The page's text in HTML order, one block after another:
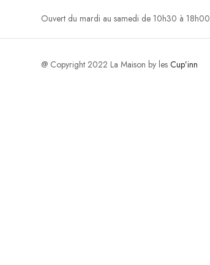
Ouvert du mardi au samedi de 10h30 à 18h00
@ Copyright 2022 La Maison by lesCup’inn